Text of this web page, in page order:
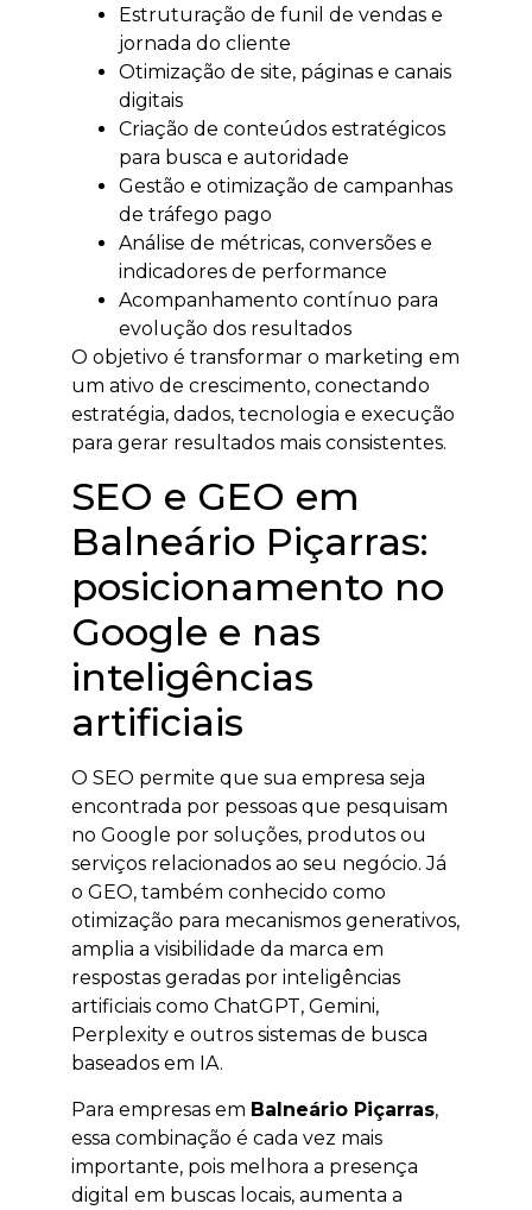
Estruturação de funil de vendas e
jornada do cliente
Otimização de site, páginas e canais
digitais
Criação de conteúdos estratégicos
para busca e autoridade
Gestão e otimização de campanhas
de tráfego pago
Análise de métricas, conversões e
indicadores de performance
Acompanhamento contínuo para
evolução dos resultados
O objetivo é transformar o marketing em
um ativo de crescimento, conectando
estratégia, dados, tecnologia e execução
para gerar resultados mais consistentes.
SEO e GEO em
Balneário Piçarras:
posicionamento no
Google e nas
inteligências
artificiais
O SEO permite que sua empresa seja
encontrada por pessoas que pesquisam
no Google por soluções, produtos ou
serviços relacionados ao seu negócio. Já
o GEO, também conhecido como
otimização para mecanismos generativos,
amplia a visibilidade da marca em
respostas geradas por inteligências
artificiais como ChatGPT, Gemini,
Perplexity e outros sistemas de busca
baseados em IA.
Para empresas em Balneário Piçarras,
essa combinação é cada vez mais
importante, pois melhora a presença
digital em buscas locais, aumenta a